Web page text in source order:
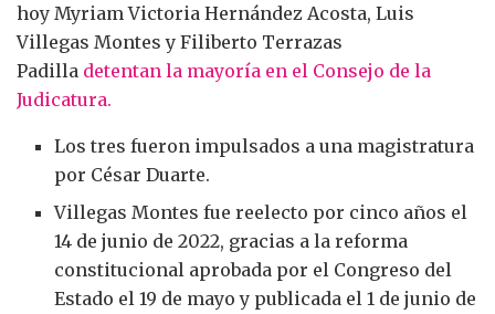
hoy Myriam Victoria Hernández Acosta, Luis
Villegas Montes y Filiberto Terrazas
Padilla detentan la mayoría en el Consejo de la
Judicatura.
Los tres fueron impulsados a una magistratura
por César Duarte.
Villegas Montes fue reelecto por cinco años el
14 de junio de 2022, gracias a la reforma
constitucional aprobada por el Congreso del
Estado el 19 de mayo y publicada el 1 de junio de